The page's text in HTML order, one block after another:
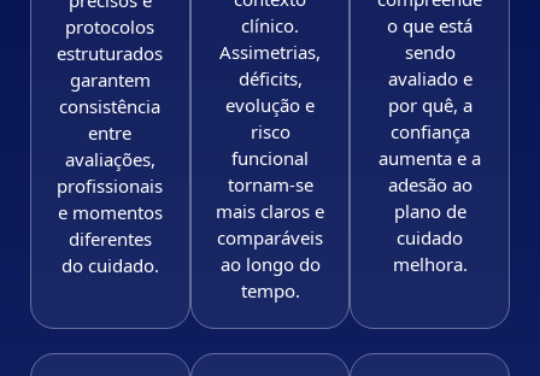
protocolos
estruturados
garantem
consistência
entre
avaliações,
profissionais
e momentos
diferentes
do cuidado.
clínico.
Assimetrias,
déficits,
evolução e
risco
funcional
tornam-se
mais claros e
comparáveis
ao longo do
tempo.
o que está
sendo
avaliado e
por quê, a
confiança
aumenta e a
adesão ao
plano de
cuidado
melhora.